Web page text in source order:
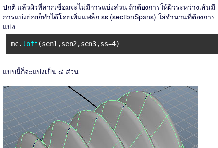
ปกติ แล้วผิวที่ลากเชื่อมจะไม่มีการแบ่งส่วน ถ้าต้องการให้ผิวระหว่างเส้นมี
การแบ่งย่อยก็ทำได้โดยเพิ่มแฟล็ก ss (sectionSpans) ใส่จำนวนที่ต้องการ
แบ่ง
mc. loft (sen1,sen2,sen3,ss=4)
แบบนี้ก็จะแบ่งเป็น ๔ ส่วน